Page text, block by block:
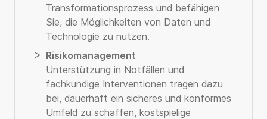
Transformationsprozess und befähigen
Sie, die Möglichkeiten von Daten und
Technologie zu nutzen.
Risikomanagement
Unterstützung in Notfällen und
fachkundige Interventionen tragen dazu
bei, dauerhaft ein sicheres und konformes
Umfeld zu schaffen, kostspielige